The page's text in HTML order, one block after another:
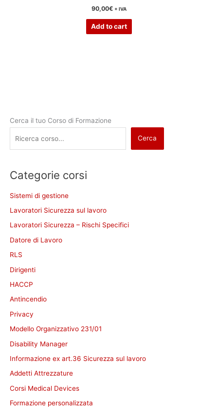
90,00€ + IVA
Add to cart
Cerca il tuo Corso di Formazione
Cerca
Categorie corsi
Sistemi di gestione
Lavoratori Sicurezza sul lavoro
Lavoratori Sicurezza – Rischi Specifici
Datore di Lavoro
RLS
Dirigenti
HACCP
Antincendio
Privacy
Modello Organizzativo 231/01
Disability Manager
Informazione ex art.36 Sicurezza sul lavoro
Addetti Attrezzature
Corsi Medical Devices
Formazione personalizzata